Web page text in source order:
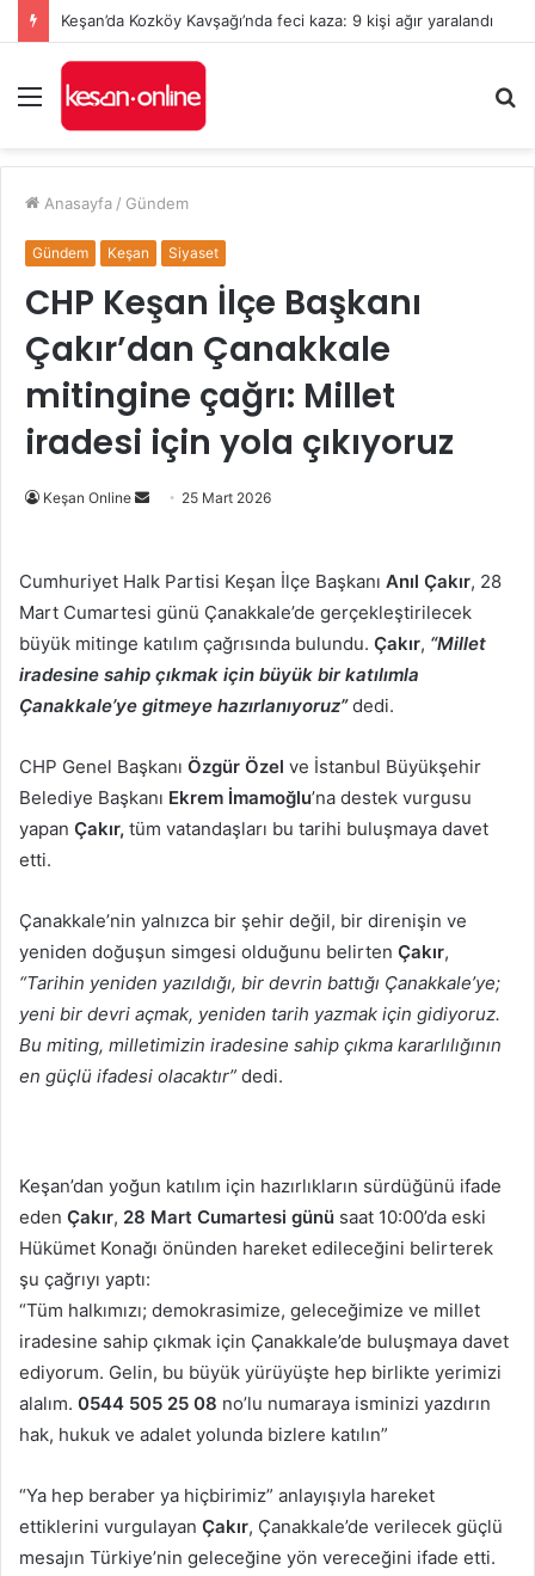
Keşan’da Kozköy Kavşağı’nda feci kaza: 9 kişi ağır yaralandı
Menü
...
Anasayfa / Gündem
Gündem Keşan Siyaset
CHP Keşan İlçe Başkanı
Çakır’dan Çanakkale
mitingine çağrı: Millet
iradesi için yola çıkıyoruz
Keşan Online
Bir
göndermek
25 Mart 2026
Cumhuriyet Halk Partisi Keşan İlçe Başkanı Anıl Çakır, 28
Mart Cumartesi günü Çanakkale’de gerçekleştirilecek
büyük mitinge katılım çağrısında bulundu. Çakır, “Millet
iradesine sahip çıkmak için büyük bir katılımla
Çanakkale’ye gitmeye hazırlanıyoruz”dedi.
CHP Genel Başkanı Özgür Özel ve İstanbul Büyükşehir
Belediye Başkanı Ekrem İmamoğlu’na destek vurgusu
yapan Çakır, tüm vatandaşları bu tarihi buluşmaya davet
etti.
Çanakkale’nin yalnızca bir şehir değil, bir direnişin ve
yeniden doğuşun simgesi olduğunu belirten Çakır,
“Tarihin yeniden yazıldığı, bir devrin battığı Çanakkale’ye;
yeni bir devri açmak, yeniden tarih yazmak için gidiyoruz.
Bu miting, milletimizin iradesine sahip çıkma kararlılığının
en güçlü ifadesi olacaktır” dedi.
Keşan’dan yoğun katılım için hazırlıkların sürdüğünü ifade
eden Çakır, 28 Mart Cumartesi günü saat 10:00’da eski
Hükümet Konağı önünden hareket edileceğini belirterek
şu çağrıyı yaptı:
“Tüm halkımızı; demokrasimize, geleceğimize ve millet
iradesine sahip çıkmak için Çanakkale’de buluşmaya davet
ediyorum. Gelin, bu büyük yürüyüşte hep birlikte yerimizi
alalım. 0544 505 25 08 no’lu numaraya isminizi yazdırın
hak, hukuk ve adalet yolunda bizlere katılın”
“Ya hep beraber ya hiçbirimiz” anlayışıyla hareket
ettiklerini vurgulayan Çakır, Çanakkale’de verilecek güçlü
mesajın Türkiye’nin geleceğine yön vereceğini ifade etti.